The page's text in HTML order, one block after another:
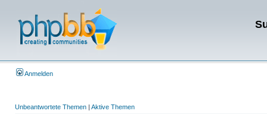
Anmelden
Unbeantwortete Themen | Aktive Themen